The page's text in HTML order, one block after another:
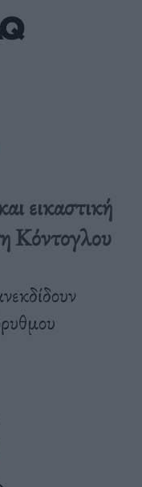
εικαστική
Κόντογλου